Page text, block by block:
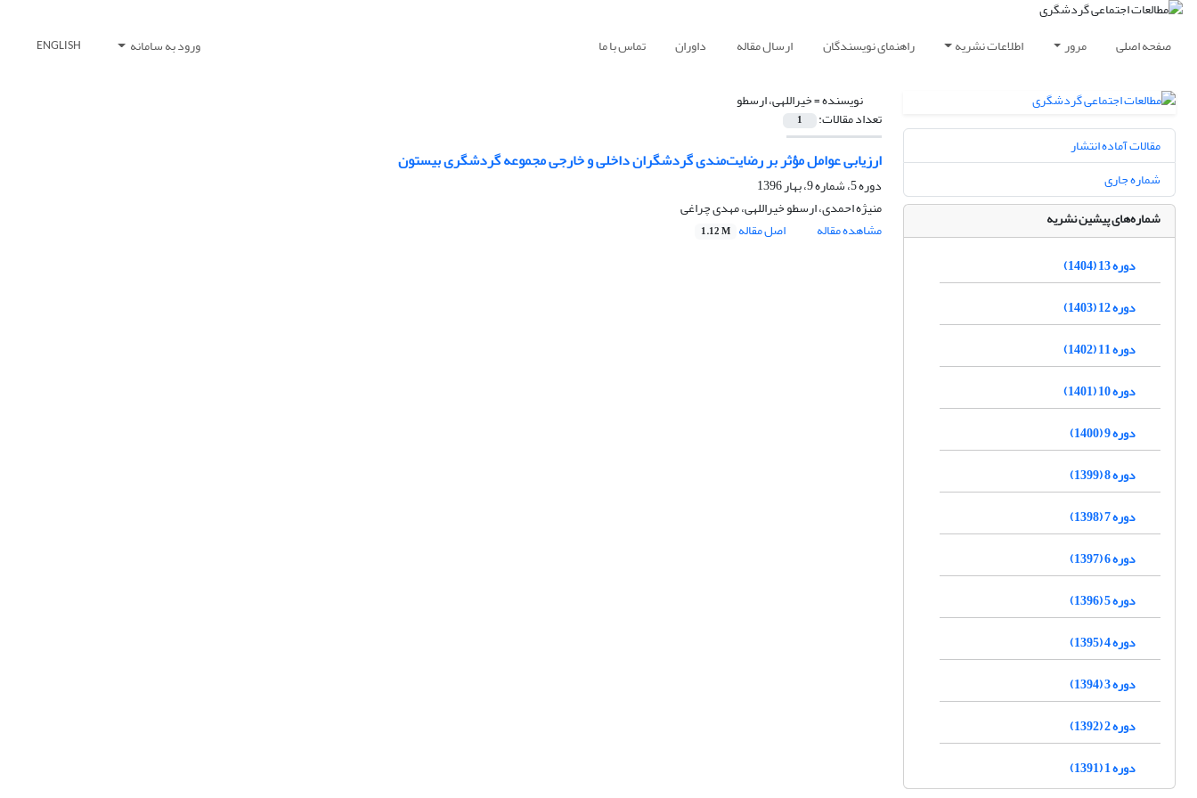
صفحه اصلی مرور اطلاعات نشریه راهنمای نویسندگان ارسال مقاله داوران تماس با ما ورود به سامانه ENGLISH
نویسنده =خیراللهی، ارسطو
تعداد مقالات: 1
ارزیابی عوامل مؤثر بر رضایت‌مندی گردشگران داخلی و خارجی مجموعه گردشگری بیستون
دوره 5، شماره 9، بهار 1396
منیژه احمدی، ارسطو خیراللهی، مهدی چراغی
مشاهده مقاله
اصل مقاله 1.12 M
مقالات آماده انتشار
شماره جاری
شماره‌های پیشین نشریه
دوره 13 (1404)
دوره 12 (1403)
دوره 11 (1402)
دوره 10 (1401)
دوره 9 (1400)
دوره 8 (1399)
دوره 7 (1398)
دوره 6 (1397)
دوره 5 (1396)
دوره 4 (1395)
دوره 3 (1394)
دوره 2 (1392)
دوره 1 (1391)